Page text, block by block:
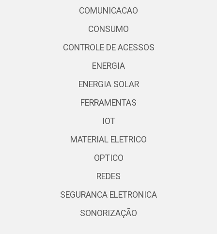
COMUNICACAO
CONSUMO
CONTROLE DE ACESSOS
ENERGIA
ENERGIA SOLAR
FERRAMENTAS
IOT
MATERIAL ELETRICO
OPTICO
REDES
SEGURANCA ELETRONICA
SONORIZAÇÃO